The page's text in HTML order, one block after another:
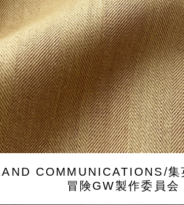
COMMUNICATIONS/集
冒険GW製作委員会